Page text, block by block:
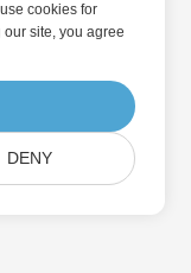
cookies for
site, you agree
DENY